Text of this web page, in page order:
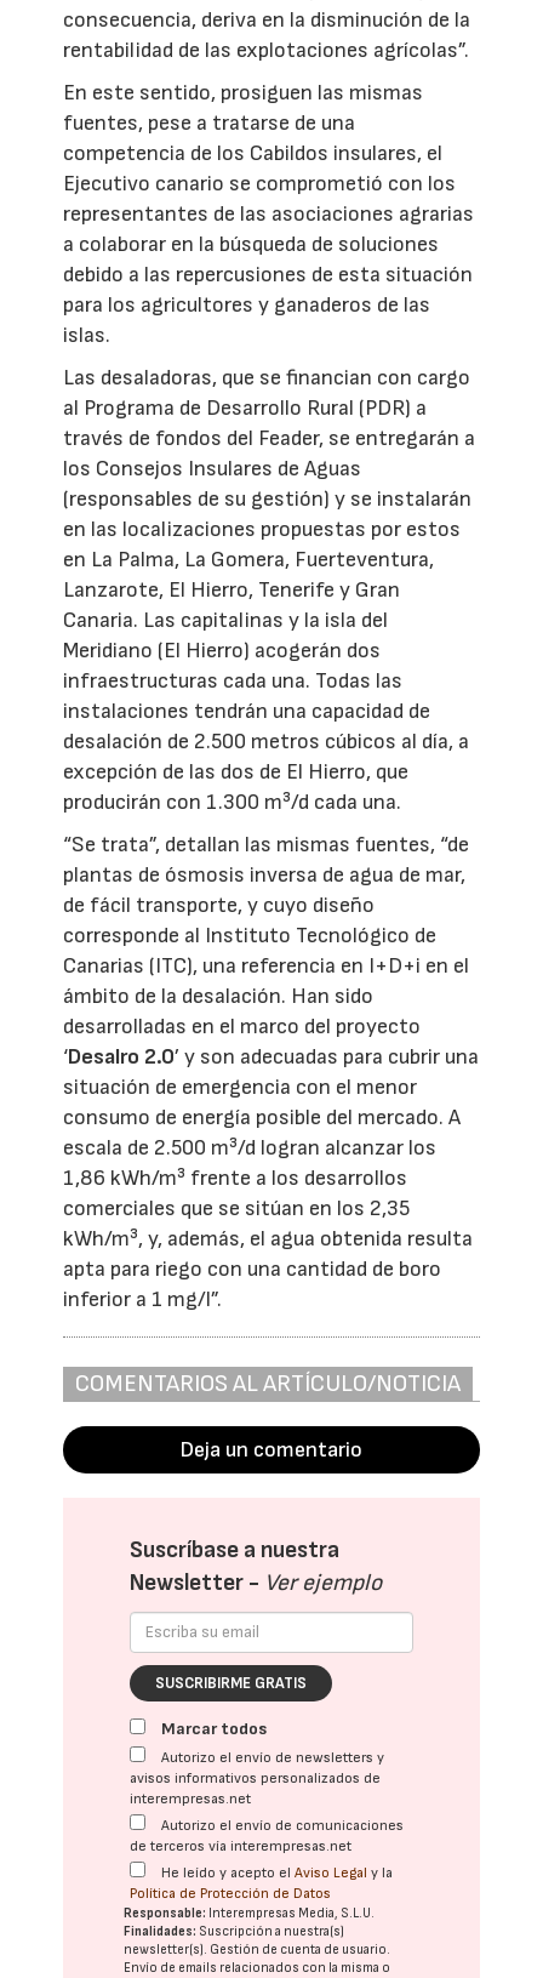
consecuencia, deriva en la disminución de la
rentabilidad de las explotaciones agrícolas”.
En este sentido, prosiguen las mismas
fuentes, pese a tratarse de una
competencia de los Cabildos insulares, el
Ejecutivo canario se comprometió con los
representantes de las asociaciones agrarias
a colaborar en la búsqueda de soluciones
debido a las repercusiones de esta situación
para los agricultores y ganaderos de las
islas.
Las desaladoras, que se financian con cargo
al Programa de Desarrollo Rural (PDR) a
través de fondos del Feader, se entregarán a
los Consejos Insulares de Aguas
(responsables de su gestión) y se instalarán
en las localizaciones propuestas por estos
en La Palma, La Gomera, Fuerteventura,
Lanzarote, El Hierro, Tenerife y Gran
Canaria. Las capitalinas y la isla del
Meridiano (El Hierro) acogerán dos
infraestructuras cada una. Todas las
instalaciones tendrán una capacidad de
desalación de 2.500 metros cúbicos al día, a
excepción de las dos de El Hierro, que
producirán con 1.300 m³/d cada una.
“Se trata”, detallan las mismas fuentes, “de
plantas de ósmosis inversa de agua de mar,
de fácil transporte, y cuyo diseño
corresponde al Instituto Tecnológico de
Canarias (ITC), una referencia en I+D+i en el
ámbito de la desalación. Han sido
desarrolladas en el marco del proyecto
‘Desalro 2.0’ y son adecuadas para cubrir una
situación de emergencia con el menor
consumo de energía posible del mercado. A
escala de 2.500 m³/d logran alcanzar los
1,86 kWh/m³ frente a los desarrollos
comerciales que se sitúan en los 2,35
kWh/m³, y, además, el agua obtenida resulta
apta para riego con una cantidad de boro
inferior a 1 mg/l”.
COMENTARIOS AL ARTÍCULO/NOTICIA
Deja un comentario
Suscríbase a nuestra
Newsletter - Ver ejemplo
SUSCRIBIRME GRATIS
Marcar todos
Autorizo el envío de newsletters y
avisos informativos personalizados de
interempresas.net
Autorizo el envío de comunicaciones
de terceros vía interempresas.net
He leído y acepto elAviso Legal y la
Política de Protección de Datos
Responsable: Interempresas Media, S.L.U.
Finalidades: Suscripción a nuestra(s)
newsletter(s). Gestión de cuenta de usuario.
Envío de emails relacionados con la misma o